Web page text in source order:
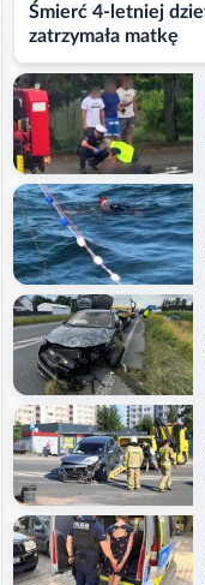
Śmierć 4-letniej
zatrzymała matkę